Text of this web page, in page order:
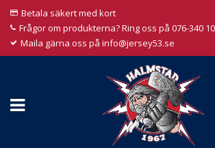
Betala säkert med kort
Frågor om produkterna? Ring oss på 076-340
Maila gärna oss på info@jersey53.se